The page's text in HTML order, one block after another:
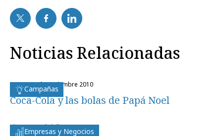
Noticias Relacionadas
Campañas
lunes, 15 de noviembre 2010
Coca-Cola y las bolas de Papá Noel
Empresas y Negocios
viernes, 24 de julio 2009